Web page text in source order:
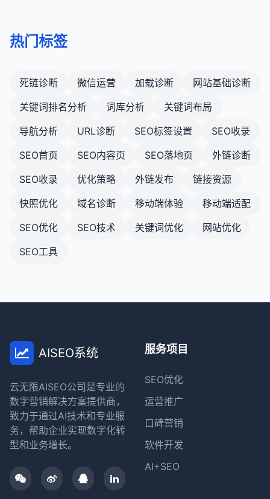
热门标签
死链诊断 微信运营 加载诊断
网站基础诊断
关键词排名分析
词库分析
关键词布局
导航分析
URL诊断 SEO标签设置
SEO收录
SEO首页
SEO内容页 SEO落地页
外链诊断
SEO收录
优化策略 外链发布
链接资源
快照优化
域名诊断 移动端体验
移动端适配
SEO优化
SEO技术 关键词优化
网站优化
SEO工具
AISEO系统
云无限AISEO公司是专业的
数字营销解决方案提供商，
致力于通过AI技术和专业服
务，帮助企业实现数字化转
型和业务增长。
服务项目
SEO优化
运营推广
口碑营销
软件开发
AI+SEO